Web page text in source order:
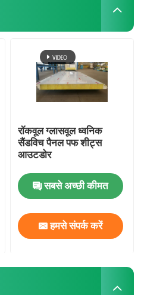
रॉकवूल ग्लासवूल ध्वनिक
सैंडविच पैनल पफ शीट्स
आउटडोर
सबसे अच्छी कीमत
हमसे संपर्क करें